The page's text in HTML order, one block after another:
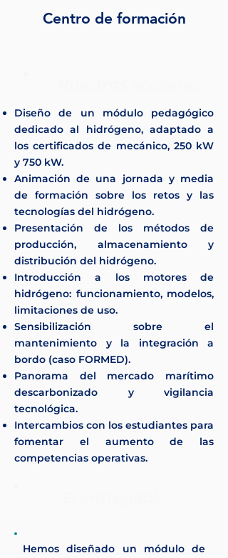
Centro de formación
Diseño de un módulo pedagógico
dedicado al hidrógeno, adaptado a
los certificados de mecánico, 250 kW
y 750 kW.
Animación de una jornada y media
de formación sobre los retos y las
tecnologías del hidrógeno.
Presentación de los métodos de
producción, almacenamiento y
distribución del hidrógeno.
Introducción a los motores de
hidrógeno: funcionamiento, modelos,
limitaciones de uso.
Sensibilización sobre el
mantenimiento y la integración a
bordo (caso FORMED).
Panorama del mercado marítimo
descarbonizado y vigilancia
tecnológica.
Intercambios con los estudiantes para
fomentar el aumento de las
competencias operativas.
Hemos diseñado un módulo de